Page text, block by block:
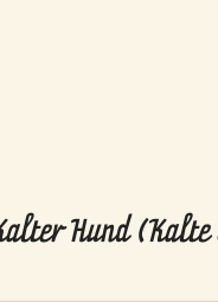
Hund (Kalte